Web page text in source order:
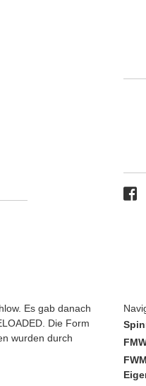
Es gab danach
Die Form
wurden durch